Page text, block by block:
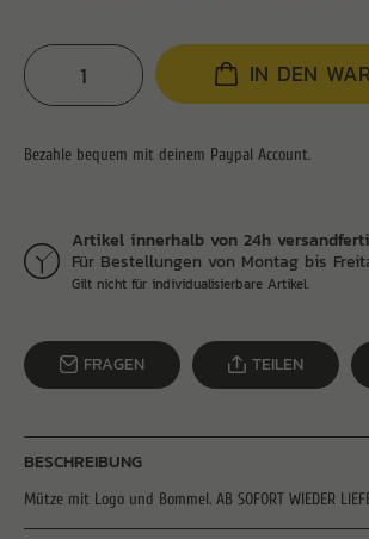
IN DEN
Artikel innerhalb von 24h
Für Bestellungen von Montag bis
Gilt nicht für individualisierbare Artikel.
FRAGEN TEILEN
BESCHREIBUNG
Mütze mit Logo und Bommel. AB SOFORT WIEDER